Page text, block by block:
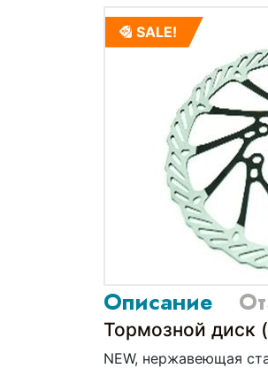
SALE!
Описание
Тормозной диск
NEW, нержавеющая